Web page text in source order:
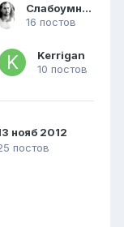
Слабоумный ниндзя
16 постов
Kerrigan
10 постов
нояб 2012
постов